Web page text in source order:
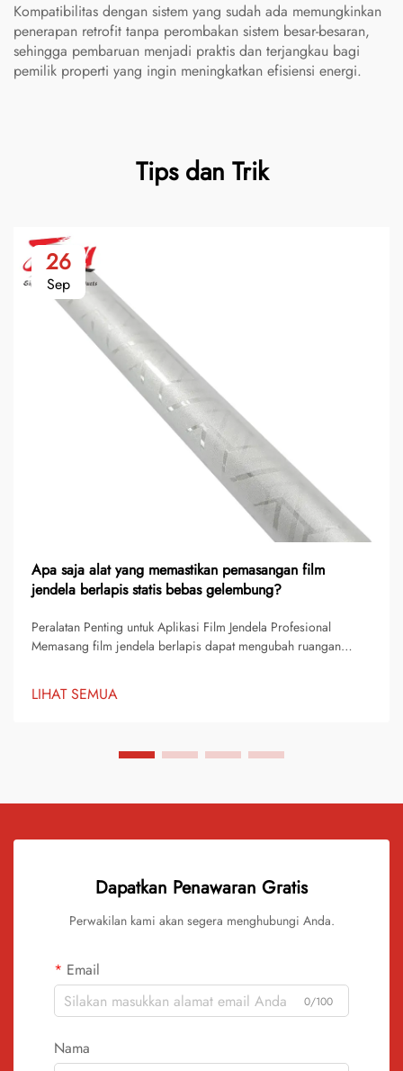
Kompatibilitas dengan sistem yang sudah ada memungkinkan
penerapan retrofit tanpa perombakan sistem besar-besaran,
sehingga pembaruan menjadi praktis dan terjangkau bagi
pemilik properti yang ingin meningkatkan efisiensi energi.
Tips dan Trik
26
Sep
Apa saja alat yang memastikan pemasangan film
jendela berlapis statis bebas gelembung?
Peralatan Penting untuk Aplikasi Film Jendela Profesional
Memasang film jendela berlapis dapat mengubah ruangan
hasil yang sempurna dan jernih memerlukan alat dan teknik
yang tepat. Profesional...
LIHAT SEMUA
Dapatkan Penawaran Gratis
Perwakilan kami akan segera menghubungi Anda.
Email
0/100
Nama